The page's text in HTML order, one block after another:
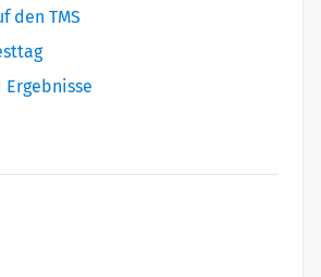
den TMS
Ergebnisse